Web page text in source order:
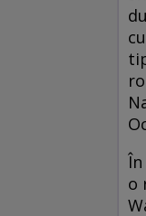
o